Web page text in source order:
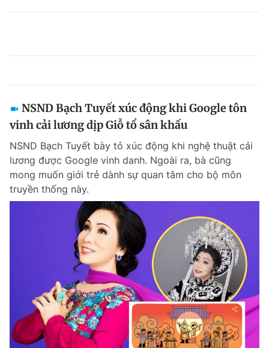
NSND Bạch Tuyết xúc động khi Google tôn
vinh cải lương dịp Giỗ tổ sân khấu
NSND Bạch Tuyết bày tỏ xúc động khi nghệ thuật cải
lương được Google vinh danh. Ngoài ra, bà cũng
mong muốn giới trẻ dành sự quan tâm cho bộ môn
truyền thống này.